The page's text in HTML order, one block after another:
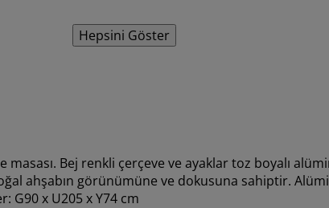
Hepsini Göster
masası. Bej renkli çerçeve ve ayaklar toz boyalı
ahşabın görünümüne ve dokusuna sahiptir.
G90 x U205 x Y74 cm